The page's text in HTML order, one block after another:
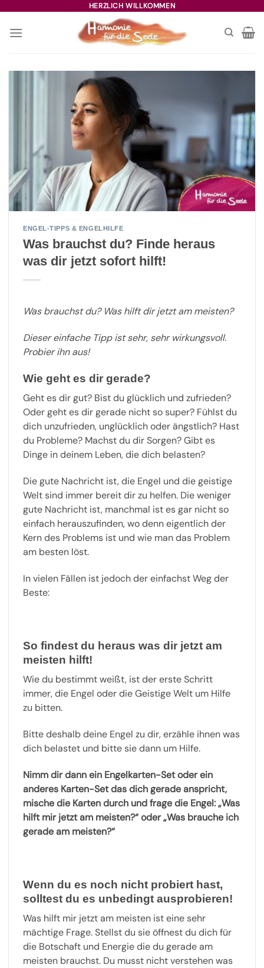
springen
HERZLICH WILLKOMMEN
ENGEL-TIPPS & ENGELHILFE
Was brauchst du? Finde heraus
was dir jetzt sofort hilft!
Was brauchst du? Was hilft dir jetzt am meisten?
Dieser einfache Tipp ist sehr, sehr wirkungsvoll.
Probier ihn aus!
Wie geht es dir gerade?
Geht es dir gut? Bist du glücklich und zufrieden?
Oder geht es dir gerade nicht so super? Fühlst du
dich unzufrieden, unglücklich oder ängstlich? Hast
du Probleme? Machst du dir Sorgen? Gibt es
Dinge in deinem Leben, die dich belasten?
Die gute Nachricht ist, die Engel und die geistige
Welt sind immer bereit dir zu helfen. Die weniger
gute Nachricht ist, manchmal ist es gar nicht so
einfach herauszufinden, wo denn eigentlich der
Kern des Problems ist und wie man das Problem
am besten löst.
In vielen Fällen ist jedoch der einfachst Weg der
Beste:
So findest du heraus was dir jetzt am
meisten hilft!
Wie du bestimmt weißt, ist der erste Schritt
immer, die Engel oder die Geistige Welt um Hilfe
zu bitten.
Bitte deshalb deine Engel zu dir, erzähle ihnen was
dich belastet und bitte sie dann um Hilfe.
Nimm dir dann ein Engelkarten-Set oder ein
anderes Karten-Set das dich gerade anspricht,
mische die Karten durch und frage die Engel: „Was
hilft mir jetzt am meisten?“ oder „Was brauche ich
gerade am meisten?“
Wenn du es noch nicht probiert hast,
solltest du es unbedingt ausprobieren!
Was hilft mir jetzt am meisten ist eine sehr
mächtige Frage. Stellst du sie öffnest du dich für
die Botschaft und Energie die du gerade am
meisten brauchst. Du musst nicht verstehen was